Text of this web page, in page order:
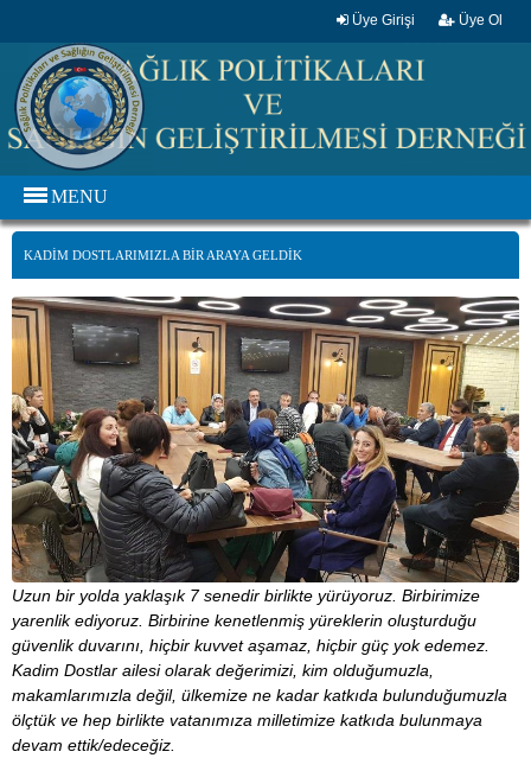
Üye Girişi Üye Ol
MENU
KADIM DOSTLARIMIZLA BIR ARAYA GELDIK
Uzun bir yolda yaklaşık 7 senedir birlikte yürüyoruz. Birbirimize
yarenlik ediyoruz. Birbirine kenetlenmiş yüreklerin oluşturduğu
güvenlik duvarını, hiçbir kuvvet aşamaz, hiçbir güç yok edemez.
Kadim Dostlar ailesi olarak değerimizi, kim olduğumuzla,
makamlarımızla değil, ülkemize ne kadar katkıda bulunduğumuzla
ölçtük ve hep birlikte vatanımıza milletimize katkıda bulunmaya
devam ettik/edeceğiz.